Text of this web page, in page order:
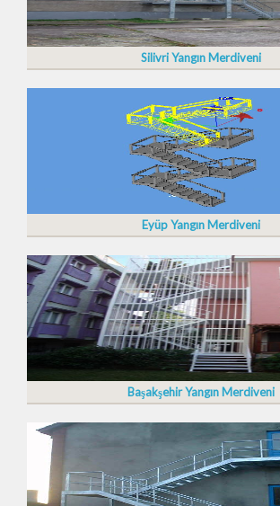
Silivri Yangın Merdiveni
Eyüp Yangın Merdiveni
Başakşehir Yangın Merdiveni